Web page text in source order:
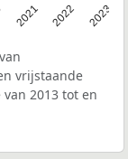
2021 2022 2023
vrijstaande
2013 tot en